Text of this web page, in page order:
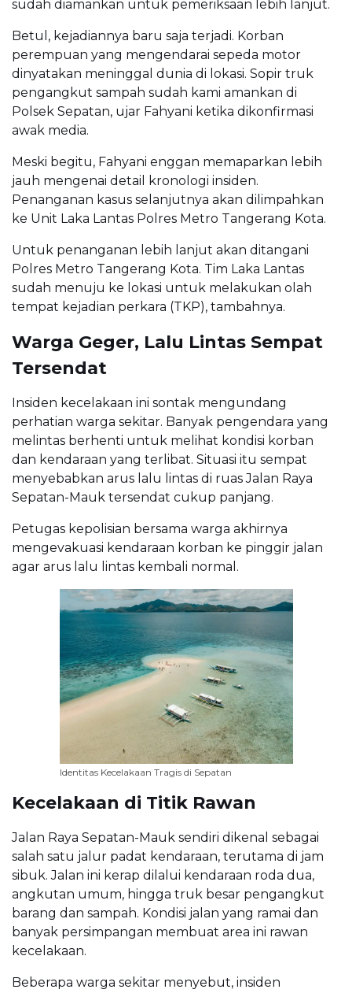
sudah diamankan untuk pemeriksaan lebih lanjut.
Betul, kejadiannya baru saja terjadi. Korban
perempuan yang mengendarai sepeda motor
dinyatakan meninggal dunia di lokasi. Sopir truk
pengangkut sampah sudah kami amankan di
Polsek Sepatan, ujar Fahyani ketika dikonfirmasi
awak media.
Meski begitu, Fahyani enggan memaparkan lebih
jauh mengenai detail kronologi insiden.
Penanganan kasus selanjutnya akan dilimpahkan
ke Unit Laka Lantas Polres Metro Tangerang Kota.
Untuk penanganan lebih lanjut akan ditangani
Polres Metro Tangerang Kota. Tim Laka Lantas
sudah menuju ke lokasi untuk melakukan olah
tempat kejadian perkara (TKP), tambahnya.
Warga Geger, Lalu Lintas Sempat
Tersendat
Insiden kecelakaan ini sontak mengundang
perhatian warga sekitar. Banyak pengendara yang
melintas berhenti untuk melihat kondisi korban
dan kendaraan yang terlibat. Situasi itu sempat
menyebabkan arus lalu lintas di ruas Jalan Raya
Sepatan-Mauk tersendat cukup panjang.
Petugas kepolisian bersama warga akhirnya
mengevakuasi kendaraan korban ke pinggir jalan
agar arus lalu lintas kembali normal.
Identitas Kecelakaan Tragis di Sepatan
Kecelakaan di Titik Rawan
Jalan Raya Sepatan-Mauk sendiri dikenal sebagai
salah satu jalur padat kendaraan, terutama di jam
sibuk. Jalan ini kerap dilalui kendaraan roda dua,
angkutan umum, hingga truk besar pengangkut
barang dan sampah. Kondisi jalan yang ramai dan
banyak persimpangan membuat area ini rawan
kecelakaan.
Beberapa warga sekitar menyebut, insiden